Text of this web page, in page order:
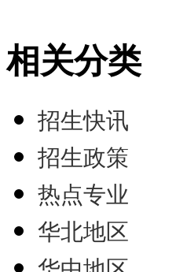
相关分类
招生快讯
招生政策
热点专业
华北地区